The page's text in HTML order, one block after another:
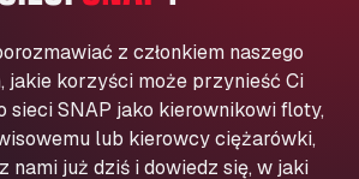
Roman II
01207
PE12 8LT
85884
z członkiem naszego
jakie korzyści może przynieść Ci
sieci SNAP jako kierownikowi floty,
lub kierowcy ciężarówki,
nami już dziś i dowiedz się, w jaki